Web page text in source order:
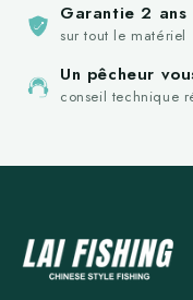
Garantie 2 ans
sur tout le matériel
Un pêcheur
conseil technique